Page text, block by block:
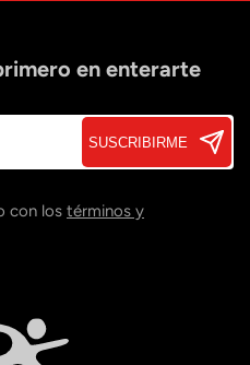
en enterarte
SUSCRIBIRME
con los términos y